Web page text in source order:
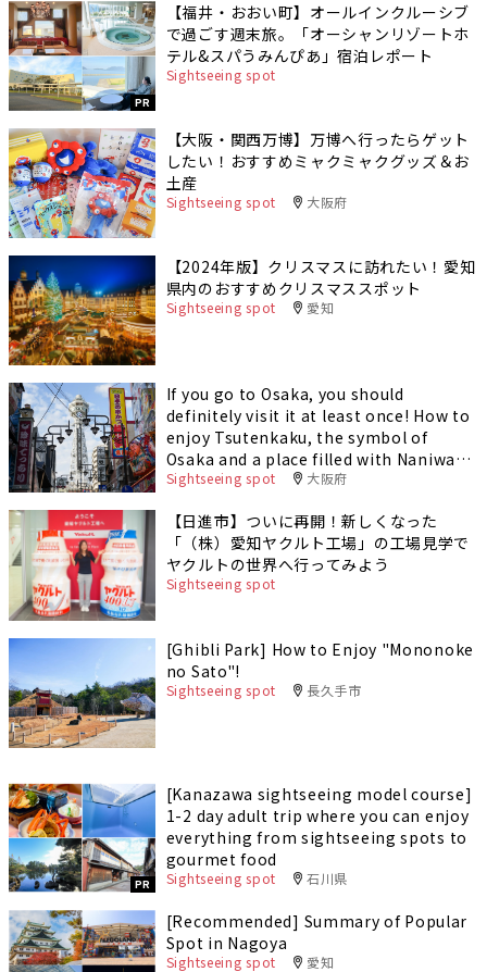
PR
【福井・おおい町】オールインクルーシブ
で過ごす週末旅。「オーシャンリゾートホ
テル&スパうみんぴあ」宿泊レポート
Sightseeing spot
【大阪・関西万博】万博へ行ったらゲット
したい！おすすめミャクミャクグッズ＆お
土産
Sightseeing spot 大阪府
【2024年版】クリスマスに訪れたい！愛知
県内のおすすめクリスマススポット
Sightseeing spot 愛知
If you go to Osaka, you should
definitely visit it at least once! How to
enjoy Tsutenkaku, the symbol of
Osaka and a place filled with Naniwa
culture
Sightseeing spot 大阪府
【日進市】ついに再開！新しくなった
「（株）愛知ヤクルト工場」の工場見学で
ヤクルトの世界へ行ってみよう
Sightseeing spot
[Ghibli Park] How to Enjoy "Mononoke
no Sato"!
Sightseeing spot 長久手市
PR
[Kanazawa sightseeing model course]
1-2 day adult trip where you can enjoy
everything from sightseeing spots to
gourmet food
Sightseeing spot 石川県
[Recommended] Summary of Popular
Spot in Nagoya
Sightseeing spot 愛知